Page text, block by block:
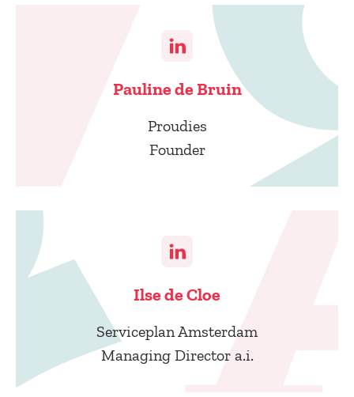
Pauline de Bruin
Proudies
Founder
Ilse de Cloe
Serviceplan Amsterdam
Managing Director a.i.